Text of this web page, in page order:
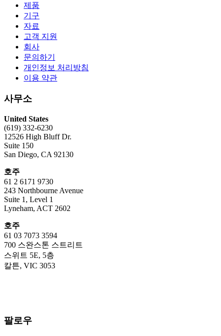
제품
기구
자료
고객 지원
회사
문의하기
개인정보 처리방침
이용 약관
사무소
United States
(619) 332-6230
12526 High Bluff Dr.
Suite 150
San Diego, CA 92130
호주
61 2 6171 9730
243 Northbourne Avenue
Suite 1, Level 1
Lyneham, ACT 2602
호주
61 03 7073 3594
700 스완스톤 스트리트
스위트 5E, 5층
칼튼, VIC 3053
팔로우